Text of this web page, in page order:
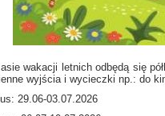
wakacji letnich odbędą się
wyjścia i wycieczki np.: do
29.06-03.07.2026